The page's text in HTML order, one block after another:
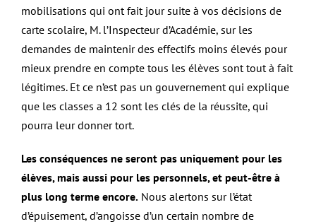
mobilisations qui ont fait jour suite à vos décisions de
carte scolaire, M. l’Inspecteur d’Académie, sur les
demandes de maintenir des effectifs moins élevés pour
mieux prendre en compte tous les élèves sont tout à fait
légitimes. Et ce n’est pas un gouvernement qui explique
que les classes a 12 sont les clés de la réussite, qui
pourra leur donner tort.
Les conséquences ne seront pas uniquement pour les
élèves, mais aussi pour les personnels, et peut-être à
plus long terme encore. Nous alertons sur l’état
d’épuisement, d’angoisse d’un certain nombre de